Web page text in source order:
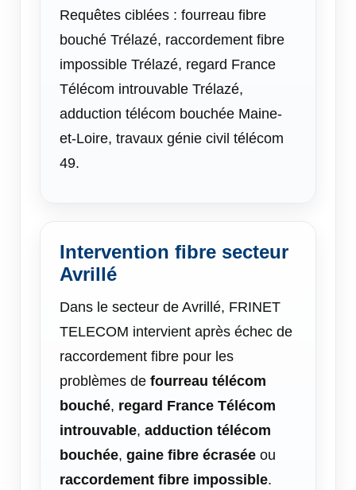
Requêtes ciblées : fourreau fibre
bouché Trélazé, raccordement fibre
impossible Trélazé, regard France
Télécom introuvable Trélazé,
adduction télécom bouchée Maine-
et-Loire, travaux génie civil télécom
49.
Intervention fibre secteur
Avrillé
Dans le secteur de Avrillé, FRINET
TELECOM intervient après échec de
raccordement fibre pour les
problèmes de fourreau télécom
bouché, regard France Télécom
introuvable, adduction télécom
bouchée, gaine fibre écrasée ou
raccordement fibre impossible.